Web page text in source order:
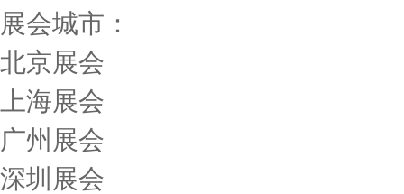
展会城市：
北京展会
上海展会
广州展会
深圳展会